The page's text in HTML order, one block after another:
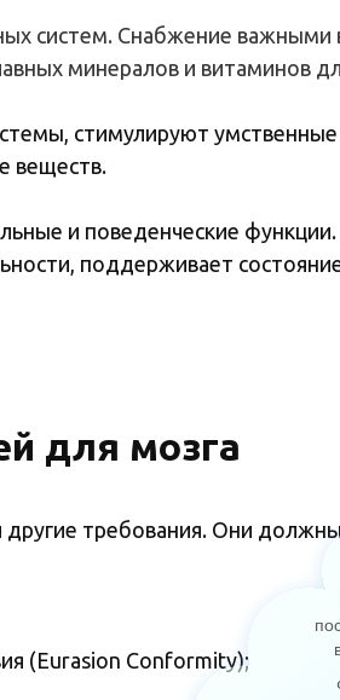
систем. Снабжение важными
минералов и витаминов
стимулируют умственные
веществ.
и поведенческие функции.
поддерживает
для мозга
другие требования. Они
(Eurasion Conformity);